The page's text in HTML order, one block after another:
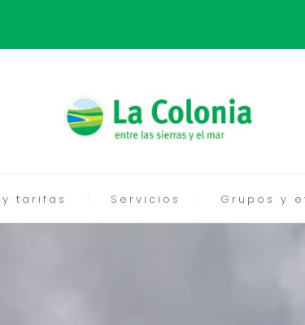
tarifas Servicios Grupos y